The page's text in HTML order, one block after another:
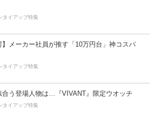
タイアップ特集
】メーカー社員が推す「10万円台」神コスパ
タイアップ特集
合う登場人物は…『VIVANT』限定ウオッチ
タイアップ特集